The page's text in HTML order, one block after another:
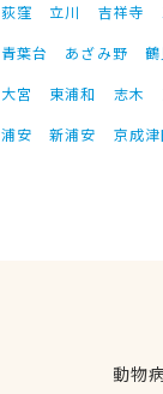
荻窪 立川 吉祥寺
青葉台 あざみ野
大宮 東浦和 志木
浦安 新浦安 京成
動物